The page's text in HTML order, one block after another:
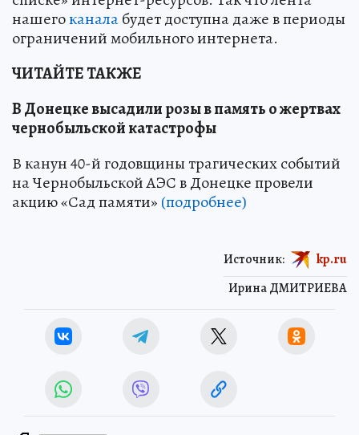
нашегоканалабудет доступна даже в периоды
ограничений мобильного интернета.
ЧИТАЙТЕ ТАКЖЕ
В Донецке высадили розы в память о жертвах
чернобыльской катастрофы
В канун 40-й годовщины трагических событий
на Чернобыльской АЭС в Донецке провели
акцию «Сад памяти» (подробнее)
Ирина ДМИТРИЕВА
Источник: kp.ru